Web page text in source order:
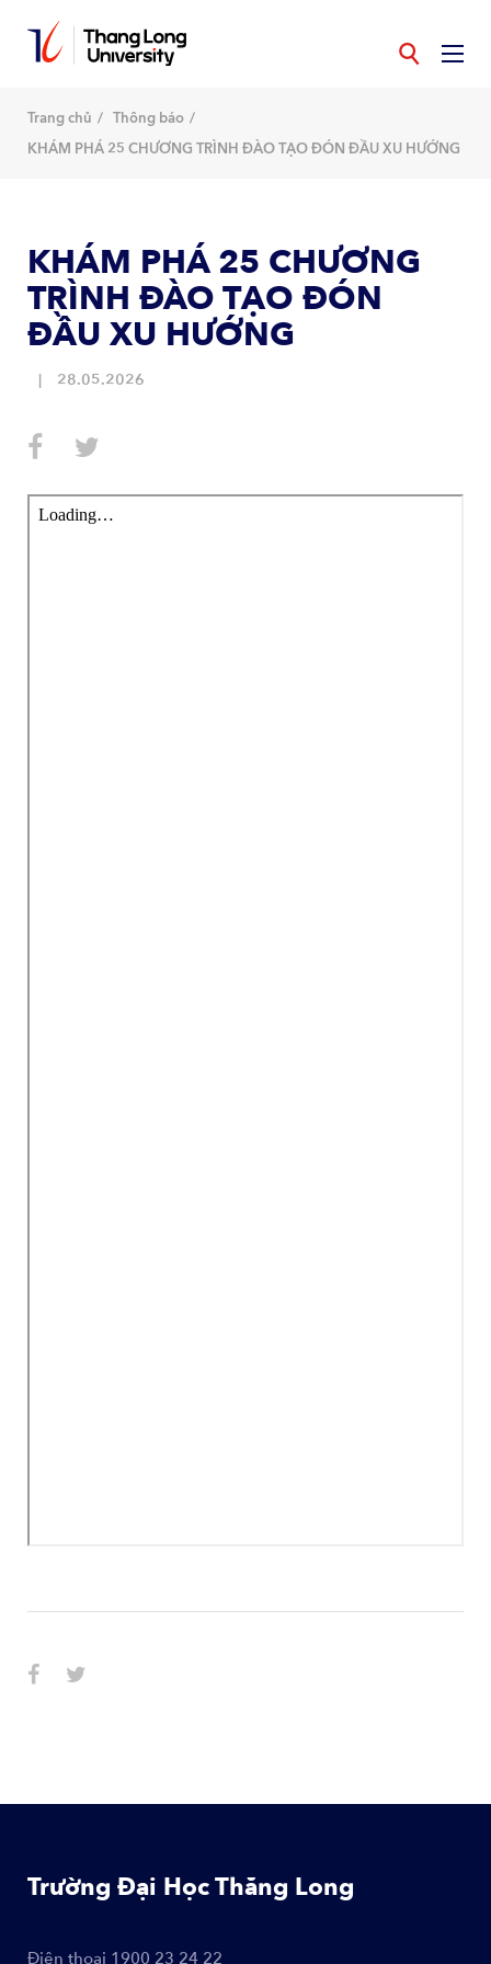
dungTrang chủ
Thông báo
KHÁM PHÁ 25 CHƯƠNG TRÌNH ĐÀO TẠO ĐÓN ĐẦU XU HƯỚNG
KHÁM PHÁ 25 CHƯƠNG
TRÌNH ĐÀO TẠO ĐÓN
ĐẦU XU HƯỚNG
28.05.2026
Trường Đại Học Thăng Long
Điện thoại 1900 23 24 22